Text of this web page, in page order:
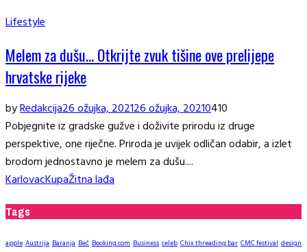
Lifestyle
Melem za dušu… Otkrijte zvuk tišine ove prelijepe
hrvatske rijeke
byRedakcija26 ožujka, 202126 ožujka, 20210410
Pobjegnite iz gradske gužve i doživite prirodu iz druge
perspektive, one riječne. Priroda je uvijek odličan odabir, a izlet
brodom jednostavno je melem za dušu....
KarlovacKupaŽitna lađa
Tags
apple Austrija Baranja Beč Booking.com Business celeb Chix threading bar CMC festival design